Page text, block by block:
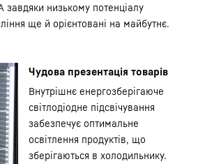
завдяки низькому потенціалу
ще й орієнтовані на майбутнє.
Чудова презентація товарів
Внутрішнє енергозберігаюче
світлодіодне підсвічування
забезпечує оптимальне
освітлення продуктів, що
зберігаються в холодильнику.